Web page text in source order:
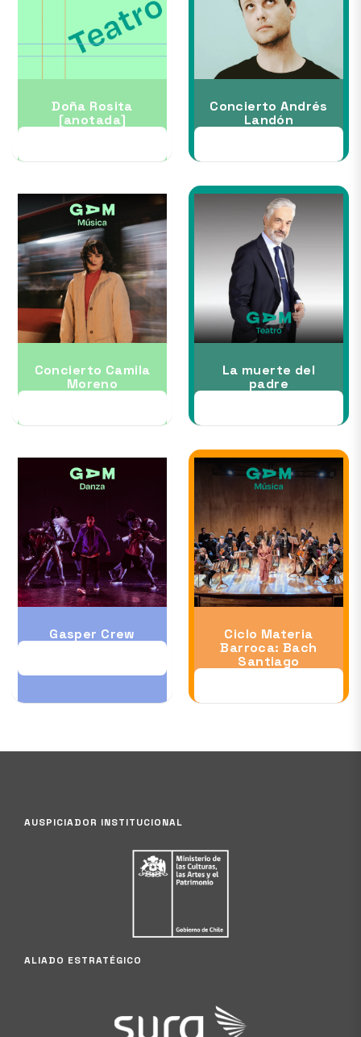
Doña Rosita
[anotada]
Concierto Andrés
Landón
Concierto Camila
Moreno
La muerte del
padre
Gasper Crew
Ciclo Materia
Barroca: Bach
Santiago
AUSPICIADOR INSTITUCIONAL
ALIADO ESTRATÉGICO